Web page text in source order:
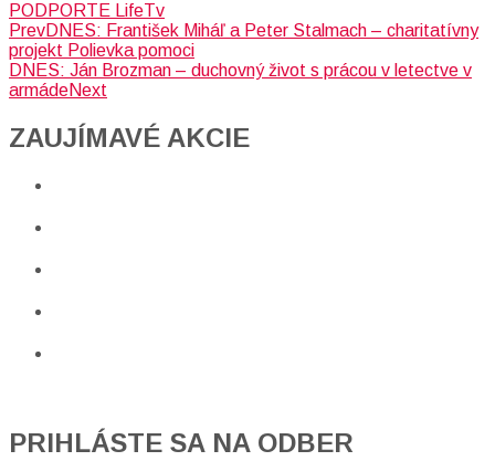
PODPORTE LifeTv
PrevDNES: František Miháľ a Peter Stalmach – charitatívny
projekt Polievka pomoci
DNES: Ján Brozman – duchovný život s prácou v letectve v
armádeNext
ZAUJÍMAVÉ AKCIE​
PRIHLÁSTE SA NA ODBER